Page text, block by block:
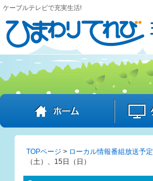
ケーブルテレビで充実生活!
ホーム
TOPページ > ローカル情報番組放送予定
（土）、15日（日）